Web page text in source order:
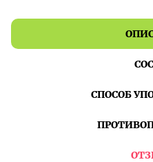
СПОСОБ